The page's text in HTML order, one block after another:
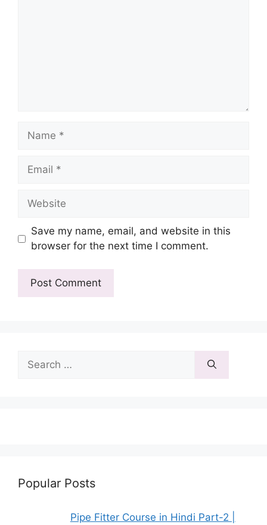
Name
Email
Website
Save my name, email, and website in this
browser for the next time I comment.
for:
Popular Posts
Pipe Fitter Course in Hindi Part-2 |